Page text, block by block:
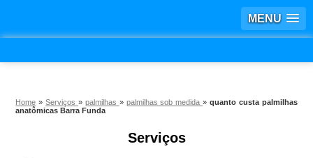
MENU
Home »Serviços » palmilhas » palmilhas sob medida» quanto custa palmilhas
anatômicas Barra Funda
Serviços